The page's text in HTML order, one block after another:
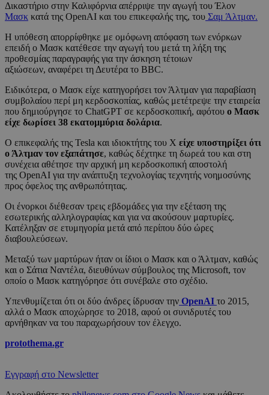
Δικαστήριο στην Καλιφόρνια απέρριψε την αγωγή του Έλον
Μασκ κατά της OpenAI και του επικεφαλής της, του Σαμ Άλτμαν.
Η υπόθεση απορρίφθηκε με ομόφωνη απόφαση των ενόρκων
επειδή ο Μασκ κατέθεσε την αγωγή του μετά τη λήξη της
προθεσμίας παραγραφής για την άσκηση τέτοιων
αξιώσεων, αναφέρει τη Δευτέρα το BBC.
Ειδικότερα, ο Μασκ είχε κατηγορήσει τον Άλτμαν για παραβίαση
συμβολαίου περί μη κερδοσκοπίας, καθώς μετέτρεψε την εταιρεία
που δημιούργησε το ChatGPT σε κερδοσκοπική, αφότου ο Μασκ
είχε δωρίσει 38 εκατομμύρια δολάρια.
Ο επικεφαλής της Tesla και ιδιοκτήτης του X είχε υποστηρίξει ότι
ο Άλτμαν τον εξαπάτησε, καθώς δέχτηκε τη δωρεά του και στη
συνέχεια αθέτησε την αρχική μη κερδοσκοπική αποστολή
της OpenAI για την ανάπτυξη τεχνολογίας τεχνητής νοημοσύνης
προς όφελος της ανθρωπότητας.
Οι ένορκοι διέθεσαν τρεις εβδομάδες για την εξέταση της
εσωτερικής αλληλογραφίας και για να ακούσουν μαρτυρίες.
Κατέληξαν σε ετυμηγορία μετά από περίπου δύο ώρες
διαβουλεύσεων.
Μεταξύ των μαρτύρων ήταν οι ίδιοι ο Μασκ και ο Άλτμαν, καθώς
και ο Σάτια Ναντέλα, διευθύνων σύμβουλος της Microsoft, τον
οποίο ο Μασκ κατηγόρησε ότι συνέβαλε στο σχέδιο.
Υπενθυμίζεται ότι οι δύο άνδρες ίδρυσαν την OpenAI το 2015,
αλλά ο Μασκ αποχώρησε το 2018, αφού οι συνιδρυτές του
αρνήθηκαν να του παραχωρήσουν τον έλεγχο.
protothema.gr
Εγγραφή στο Newsletter